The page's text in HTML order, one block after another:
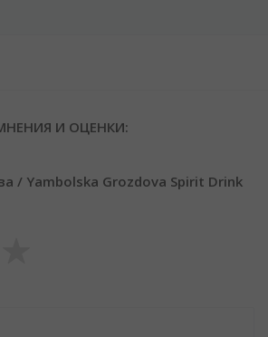
И ОЦЕНКИ:
/ Yambolska Grozdova Spirit Drink